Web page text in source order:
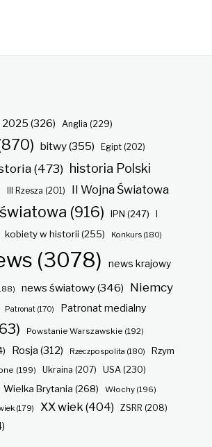
2025 (326) Anglia (229)
bitwy(355) Egipt(202)
(473) historia Polski
III Rzesza (201)
II Wojna Światowa
(916) IPN (247)
kobiety w historii (255) Konkurs(180)
(3078) news krajowy
news światowy(346) Niemcy
Patronat(170)
Patronat medialny
Powstanie Warszawskie (192)
Rosja (312) Rzeczpospolita (180)
Rzym
(199) Ukraina (207) USA(230)
Wielka Brytania (268) Włochy(196)
(179) XX wiek (404) ZSRR (208)